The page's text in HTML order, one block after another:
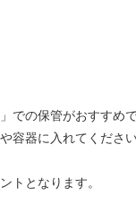
での保管がおすすめで
容器に入れてください
トとなります。